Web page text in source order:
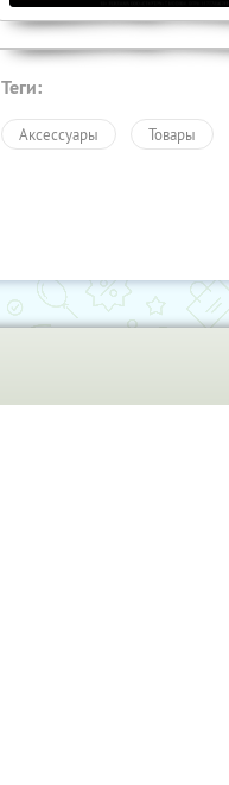
Теги:
Аксессуары Товары